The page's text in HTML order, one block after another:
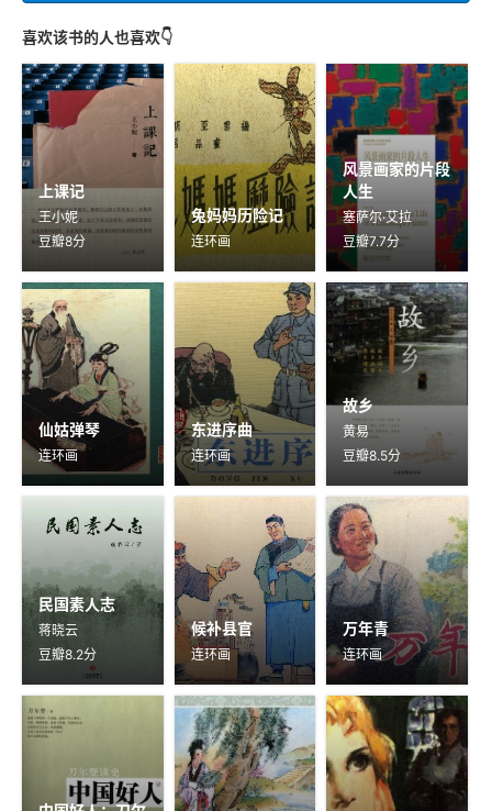
喜欢该书的人也喜欢👇
上课记
王小妮
豆瓣8分
兔妈妈历险记
连环画
风景画家的片段
人生
塞萨尔·艾拉
豆瓣7.7分
仙姑弹琴
连环画
东进序曲
连环画
故乡
黄易
豆瓣8.5分
民国素人志
蒋晓云
豆瓣8.2分
候补县官
连环画
万年青
连环画